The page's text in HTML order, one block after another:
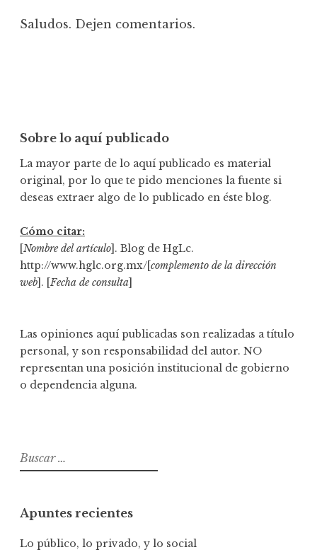
Saludos. Dejen comentarios.
Sobre lo aquí publicado
La mayor parte de lo aquí publicado es material
original, por lo que te pido menciones la fuente si
deseas extraer algo de lo publicado en éste blog.
Cómo citar:
[Nombre del artículo]. Blog de HgLc.
http://www.hglc.org.mx/[complemento de la dirección
web]. [Fecha de consulta]
Las opiniones aquí publicadas son realizadas a título
personal, y son responsabilidad del autor. NO
representan una posición institucional de gobierno
o dependencia alguna.
B
u
r
Apuntes recientes
Lo público, lo privado, y lo social